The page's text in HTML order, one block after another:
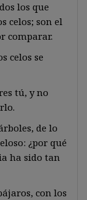
los que
celos; son el
comparar.
celos se
tú, y no
de lo
¿por qué
ha sido tan
con los